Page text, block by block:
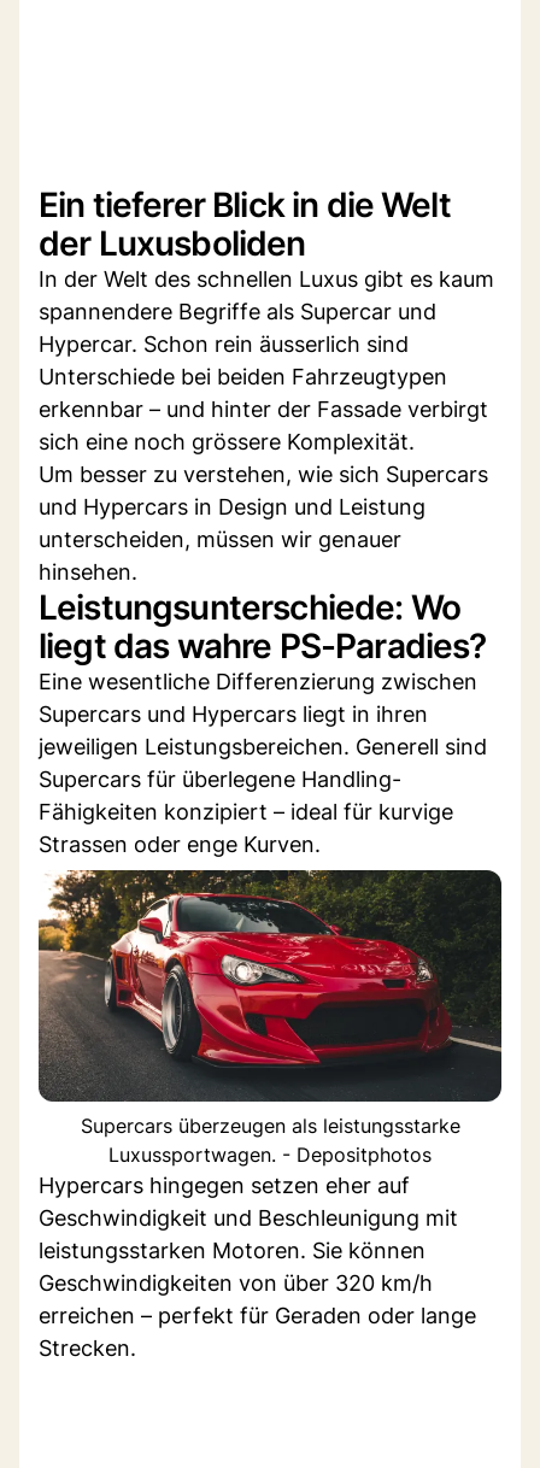
Ein tieferer Blick in die Welt
der Luxusboliden
In der Welt des schnellen Luxus gibt es kaum
spannendere Begriffe als Supercar und
Hypercar. Schon rein äusserlich sind
Unterschiede bei beiden Fahrzeugtypen
erkennbar – und hinter der Fassade verbirgt
sich eine noch grössere Komplexität.
Um besser zu verstehen, wie sich Supercars
und Hypercars in Design und Leistung
unterscheiden, müssen wir genauer
hinsehen.
Leistungsunterschiede: Wo
liegt das wahre PS-Paradies?
Eine wesentliche Differenzierung zwischen
Supercars und Hypercars liegt in ihren
jeweiligen Leistungsbereichen. Generell sind
Supercars für überlegene Handling-
Fähigkeiten konzipiert – ideal für kurvige
Strassen oder enge Kurven.
Supercars überzeugen als leistungsstarke
Luxussportwagen. - Depositphotos
Hypercars hingegen setzen eher auf
Geschwindigkeit und Beschleunigung mit
leistungsstarken Motoren. Sie können
Geschwindigkeiten von über 320 km/h
erreichen – perfekt für Geraden oder lange
Strecken.